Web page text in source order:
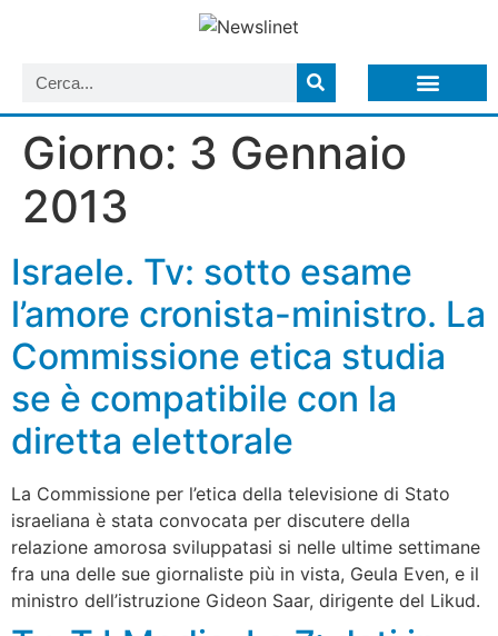
Giorno: 3 Gennaio
2013
Israele. Tv: sotto esame
l’amore cronista-ministro. La
Commissione etica studia
se è compatibile con la
diretta elettorale
La Commissione per l’etica della televisione di Stato
israeliana è stata convocata per discutere della
relazione amorosa sviluppatasi si nelle ultime settimane
fra una delle sue giornaliste più in vista, Geula Even, e il
ministro dell’istruzione Gideon Saar, dirigente del Likud.